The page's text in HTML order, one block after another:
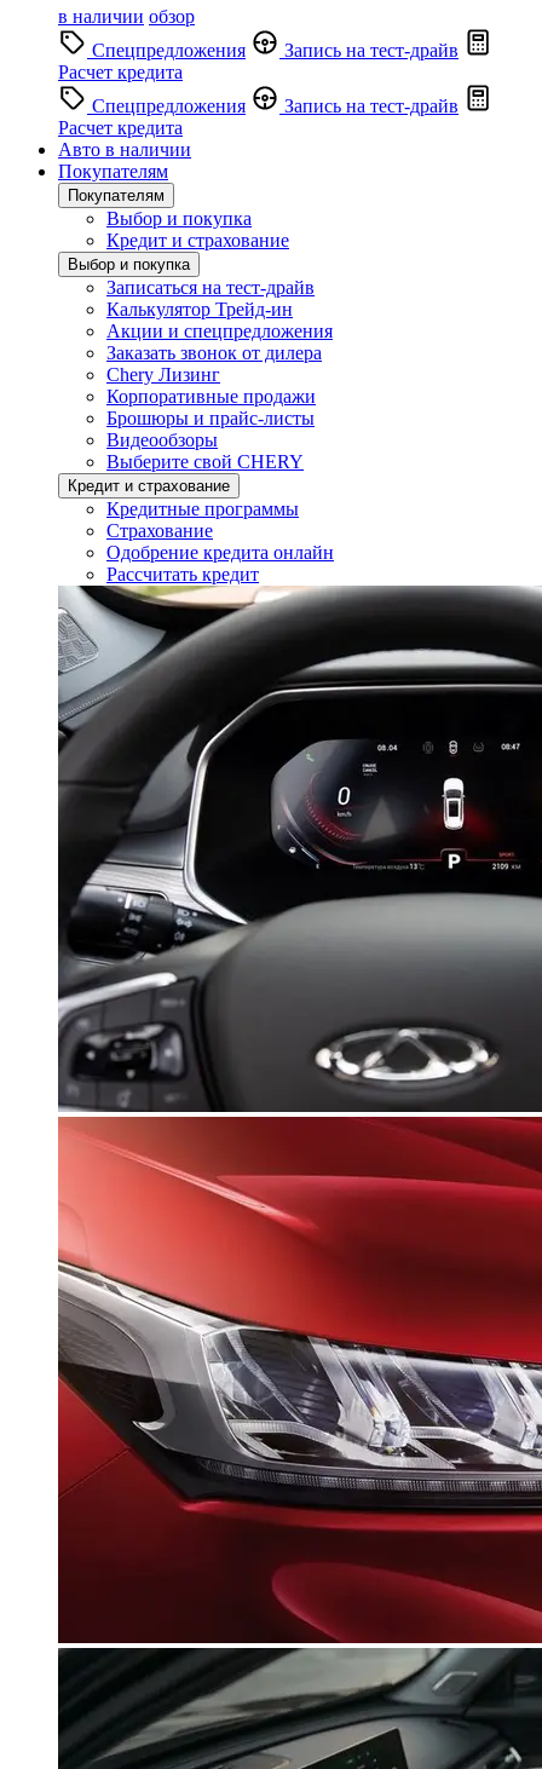
в наличии обзор
Спецпредложения
Запись на тест-драйв
Расчет кредита
Спецпредложения
Запись на тест-драйв
Расчет кредита
Авто в наличии
Покупателям
Покупателям
Выбор и покупка
Кредит и страхование
Выбор и покупка
Записаться на тест-драйв
Калькулятор Трейд-ин
Акции и спецпредложения
Заказать звонок от дилера
Chery Лизинг
Корпоративные продажи
Брошюры и прайс-листы
Видеообзоры
Выберите свой CHERY
Кредит и страхование
Кредитные программы
Страхование
Одобрение кредита онлайн
Рассчитать кредит